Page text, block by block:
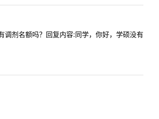
剂名额吗？回复内容:同学，你好，学硕没有